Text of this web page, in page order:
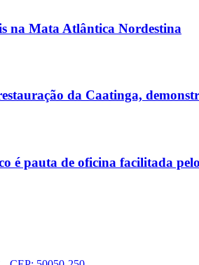
na Mata Atlântica Nordestina
da Caatinga,
é pauta de oficina facilitada